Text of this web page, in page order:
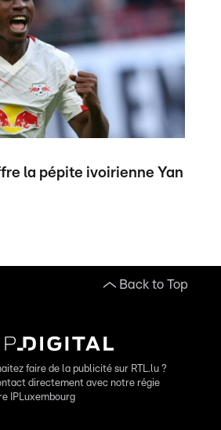
la pépite ivoirienne Yan
Back to Top
faire de la publicité sur RTL.lu ?
directement avec notre régie
IPLuxembourg